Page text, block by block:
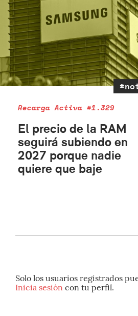
Recarga Activa #1.329
El precio de la RAM
seguirá subiendo en
2027 porque nadie
quiere que baje
Solo los usuarios registrados
Inicia sesión con tu perfil.